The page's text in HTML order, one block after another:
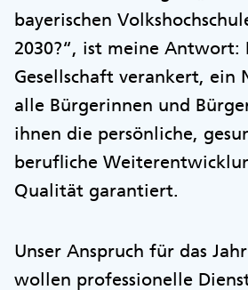
bayerischen
2030?“, ist meine Antwort:
Gesellschaft verankert, ein
alle Bürgerinnen und
ihnen die persönliche,
berufliche
Qualität garantiert.
Unser Anspruch für das
wollen professionelle